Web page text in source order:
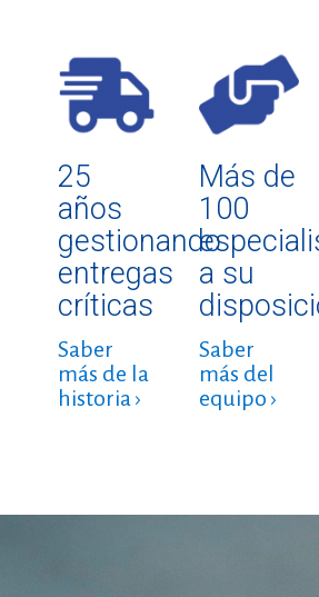
25
años
gestionando
entregas
críticas
Saber
más de la
historia ›
Más de
100
a su
Saber
más del
equipo ›